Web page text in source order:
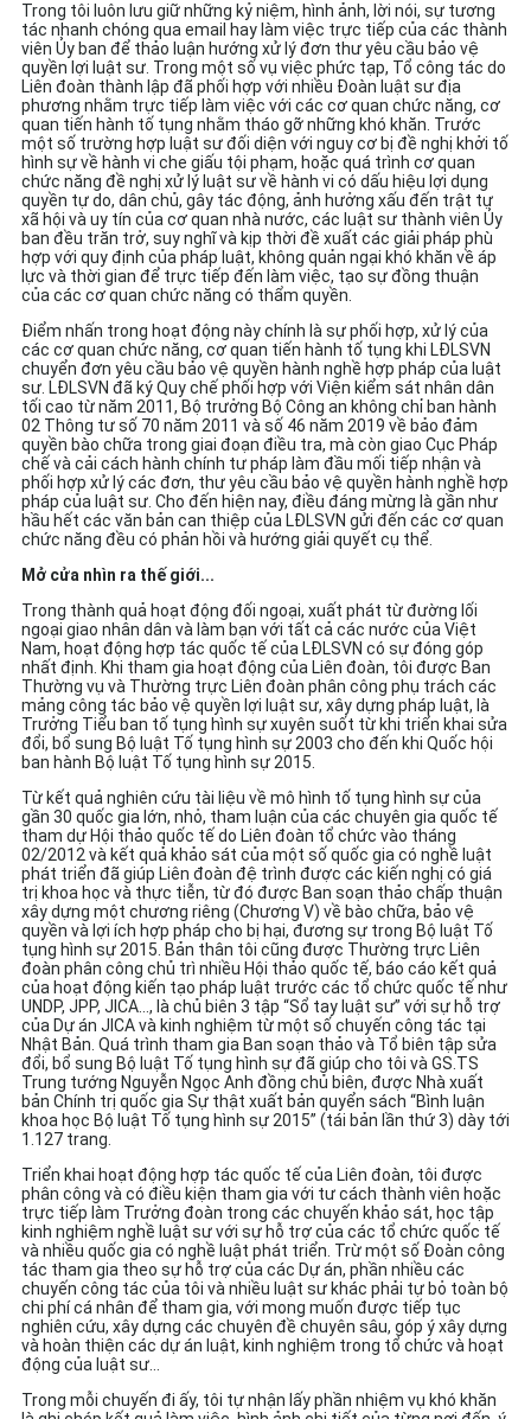
Trong tôi luôn lưu giữ những kỷ niệm, hình ảnh, lời nói, sự tương
tác nhanh chóng qua email hay làm việc trực tiếp của các thành
viên Ủy ban để thảo luận hướng xử lý đơn thư yêu cầu bảo vệ
quyền lợi luật sư. Trong một số vụ việc phức tạp, Tổ công tác do
Liên đoàn thành lập đã phối hợp với nhiều Đoàn luật sư địa
phương nhằm trực tiếp làm việc với các cơ quan chức năng, cơ
quan tiến hành tố tụng nhằm tháo gỡ những khó khăn. Trước
một số trường hợp luật sư đối diện với nguy cơ bị đề nghị khởi tố
hình sự về hành vi che giấu tội phạm, hoặc quá trình cơ quan
chức năng đề nghị xử lý luật sư về hành vi có dấu hiệu lợi dụng
quyền tự do, dân chủ, gây tác động, ảnh hưởng xấu đến trật tự
xã hội và uy tín của cơ quan nhà nước, các luật sư thành viên Ủy
ban đều trăn trở, suy nghĩ và kịp thời đề xuất các giải pháp phù
hợp với quy định của pháp luật, không quản ngại khó khăn về áp
lực và thời gian để trực tiếp đến làm việc, tạo sự đồng thuận
của các cơ quan chức năng có thẩm quyền.
Điểm nhấn trong hoạt động này chính là sự phối hợp, xử lý của
các cơ quan chức năng, cơ quan tiến hành tố tụng khi LĐLSVN
chuyển đơn yêu cầu bảo vệ quyền hành nghề hợp pháp của luật
sư. LĐLSVN đã ký Quy chế phối hợp với Viện kiểm sát nhân dân
tối cao từ năm 2011, Bộ trưởng Bộ Công an không chỉ ban hành
02 Thông tư số 70 năm 2011 và số 46 năm 2019 về bảo đảm
quyền bào chữa trong giai đoạn điều tra, mà còn giao Cục Pháp
chế và cải cách hành chính tư pháp làm đầu mối tiếp nhận và
phối hợp xử lý các đơn, thư yêu cầu bảo vệ quyền hành nghề hợp
pháp của luật sư. Cho đến hiện nay, điều đáng mừng là gần như
hầu hết các văn bản can thiệp của LĐLSVN gửi đến các cơ quan
chức năng đều có phản hồi và hướng giải quyết cụ thể.
Mở cửa nhìn ra thế giới...
Trong thành quả hoạt động đối ngoại, xuất phát từ đường lối
ngoại giao nhân dân và làm bạn với tất cả các nước của Việt
Nam, hoạt động hợp tác quốc tế của LĐLSVN có sự đóng góp
nhất định. Khi tham gia hoạt động của Liên đoàn, tôi được Ban
Thường vụ và Thường trực Liên đoàn phân công phụ trách các
mảng công tác bảo vệ quyền lợi luật sư, xây dựng pháp luật, là
Trưởng Tiểu ban tố tụng hình sự xuyên suốt từ khi triển khai sửa
đổi, bổ sung Bộ luật Tố tụng hình sự 2003 cho đến khi Quốc hội
ban hành Bộ luật Tố tụng hình sự 2015.
Từ kết quả nghiên cứu tài liệu về mô hình tố tụng hình sự của
gần 30 quốc gia lớn, nhỏ, tham luận của các chuyên gia quốc tế
tham dự Hội thảo quốc tế do Liên đoàn tổ chức vào tháng
02/2012 và kết quả khảo sát của một số quốc gia có nghề luật
phát triển đã giúp Liên đoàn đệ trình được các kiến nghị có giá
trị khoa học và thực tiễn, từ đó được Ban soạn thảo chấp thuận
xây dựng một chương riêng (Chương V) về bào chữa, bảo vệ
quyền và lợi ích hợp pháp cho bị hại, đương sự trong Bộ luật Tố
tụng hình sự 2015. Bản thân tôi cũng được Thường trực Liên
đoàn phân công chủ trì nhiều Hội thảo quốc tế, báo cáo kết quả
của hoạt động kiến tạo pháp luật trước các tổ chức quốc tế như
UNDP, JPP, JICA…, là chủ biên 3 tập “Sổ tay luật sư” với sự hỗ trợ
của Dự án JICA và kinh nghiệm từ một số chuyến công tác tại
Nhật Bản. Quá trình tham gia Ban soạn thảo và Tổ biên tập sửa
đổi, bổ sung Bộ luật Tố tụng hình sự đã giúp cho tôi và GS.TS
Trung tướng Nguyễn Ngọc Anh đồng chủ biên, được Nhà xuất
bản Chính trị quốc gia Sự thật xuất bản quyển sách “Bình luận
khoa học Bộ luật Tố tụng hình sự 2015” (tái bản lần thứ 3) dày tới
1.127 trang.
Triển khai hoạt động hợp tác quốc tế của Liên đoàn, tôi được
phân công và có điều kiện tham gia với tư cách thành viên hoặc
trực tiếp làm Trưởng đoàn trong các chuyến khảo sát, học tập
kinh nghiệm nghề luật sư với sự hỗ trợ của các tổ chức quốc tế
và nhiều quốc gia có nghề luật phát triển. Trừ một số Đoàn công
tác tham gia theo sự hỗ trợ của các Dự án, phần nhiều các
chuyến công tác của tôi và nhiều luật sư khác phải tự bỏ toàn bộ
chi phí cá nhân để tham gia, với mong muốn được tiếp tục
nghiên cứu, xây dựng các chuyên đề chuyên sâu, góp ý xây dựng
và hoàn thiện các dự án luật, kinh nghiệm trong tổ chức và hoạt
động của luật sư…
Trong mỗi chuyến đi ấy, tôi tự nhận lấy phần nhiệm vụ khó khăn